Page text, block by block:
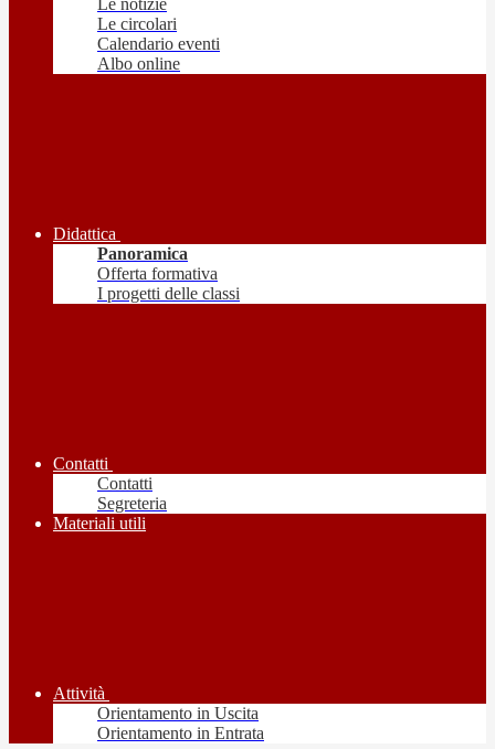
Le notizie
Le circolari
Calendario eventi
Albo online
Didattica
Panoramica
Offerta formativa
I progetti delle classi
Contatti
Contatti
Segreteria
Materiali utili
Attività
Orientamento in Uscita
Orientamento in Entrata